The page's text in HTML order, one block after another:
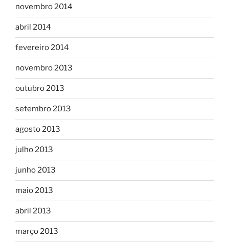
novembro 2014
abril 2014
fevereiro 2014
novembro 2013
outubro 2013
setembro 2013
agosto 2013
julho 2013
junho 2013
maio 2013
abril 2013
março 2013